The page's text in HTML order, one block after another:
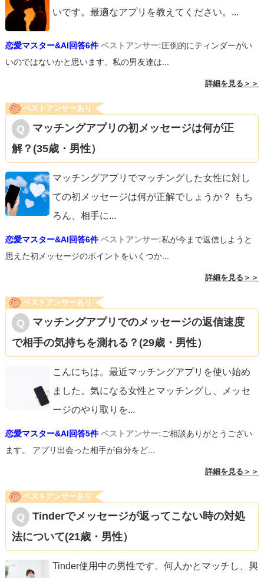
いです。最適なアプリを教えてください。 ...
恋愛マスター&AI回答6件 ベストアンサー:圧倒的にティンダーがい
いのではないかと思います。私の男友達は...
詳細を見る＞＞
ベストアンサーあり
マッチングアプリの初メッセージは何が正
解？(35歳・男性）
マッチングアプリでマッチングした女性に対し
ての初メッセージは何が正解でしょうか？ もち
ろん、相手に...
恋愛マスター&AI回答6件 ベストアンサー:私が今まで返信しようと
思えた初メッセージのポイントをいくつか...
詳細を見る＞＞
ベストアンサーあり
マッチングアプリでのメッセージの返信速度
で相手の気持ちを測れる？(29歳・男性）
こんにちは。最近マッチングアプリを使い始め
ました。気になる女性とマッチングし、メッセ
ージのやり取りを...
恋愛マスター&AI回答5件 ベストアンサー:ご相談ありがとうござい
ます。 アプリ出会った相手が自分をど...
詳細を見る＞＞
ベストアンサーあり
Tinderでメッセージが返ってこない時の対処
法について(21歳・男性）
Tinder使用中の男性です。何人かとマッチし、興